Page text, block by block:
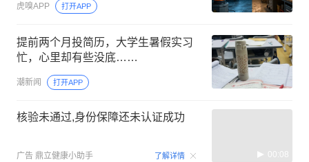
虎嗅APP 打开APP
提前两个月投简历，大学生暑假实习
忙，心里却有些没底……
潮新闻 打开APP
核验未通过,身份保障还未认证成功
广告 鼎立健康小助手 了解详情 00:08